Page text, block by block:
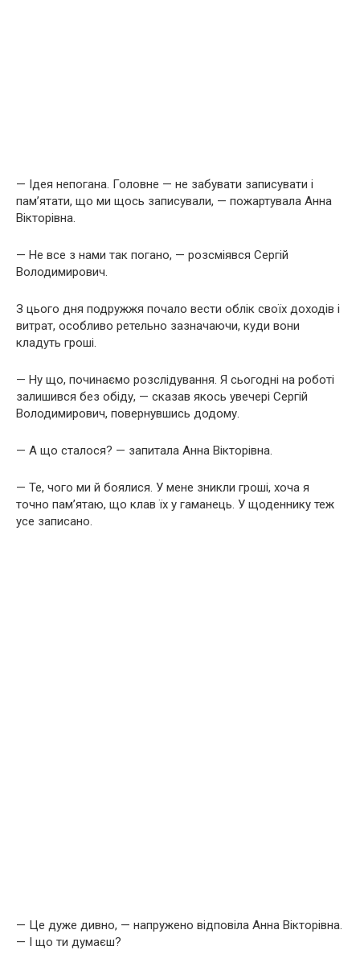
— Ідея непогана. Головне — не забувати записувати і
пам’ятати, що ми щось записували, — пожартувала Анна
Вікторівна.
— Не все з нами так погано, — розсміявся Сергій
Володимирович.
З цього дня подружжя почало вести облік своїх доходів і
витрат, особливо ретельно зазначаючи, куди вони
кладуть гроші.
— Ну що, починаємо розслідування. Я сьогодні на роботі
залишився без обіду, — сказав якось увечері Сергій
Володимирович, повернувшись додому.
— А що сталося? — запитала Анна Вікторівна.
— Те, чого ми й боялися. У мене зникли гроші, хоча я
точно пам’ятаю, що клав їх у гаманець. У щоденнику теж
усе записано.
— Це дуже дивно, — напружено відповіла Анна Вікторівна.
— І що ти думаєш?